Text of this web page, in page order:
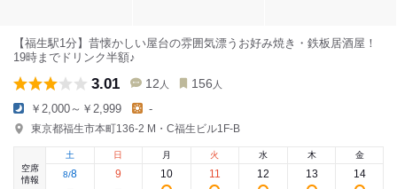
【福生駅1分】昔懐かしい屋台の雰囲気漂うお好み焼き・鉄板居酒屋！
19時までドリンク半額♪
3.01 12 人 156 人
￥2,000～￥2,999 -
東京都福生市本町136-2 M・C福生ビル1F-B
空席
情報
土
8/8
日
9
月
10
火
11
水
12
木
13
金
14